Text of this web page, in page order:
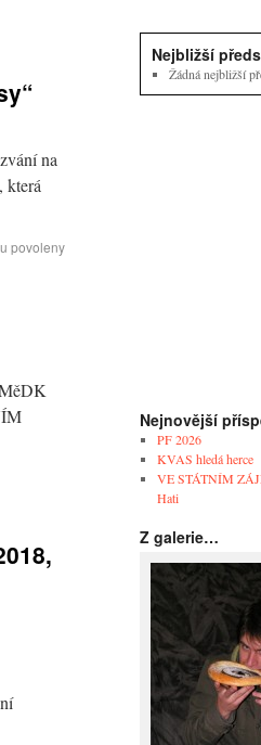
na
která
povoleny
Nejbližší
Žádná nejbližší
Nejnovější
PF 2026
KVAS hledá herce
VE STÁTNÍM
Hati
Z galerie…